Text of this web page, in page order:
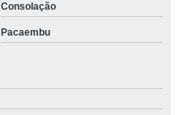
Consolação
Pacaembu